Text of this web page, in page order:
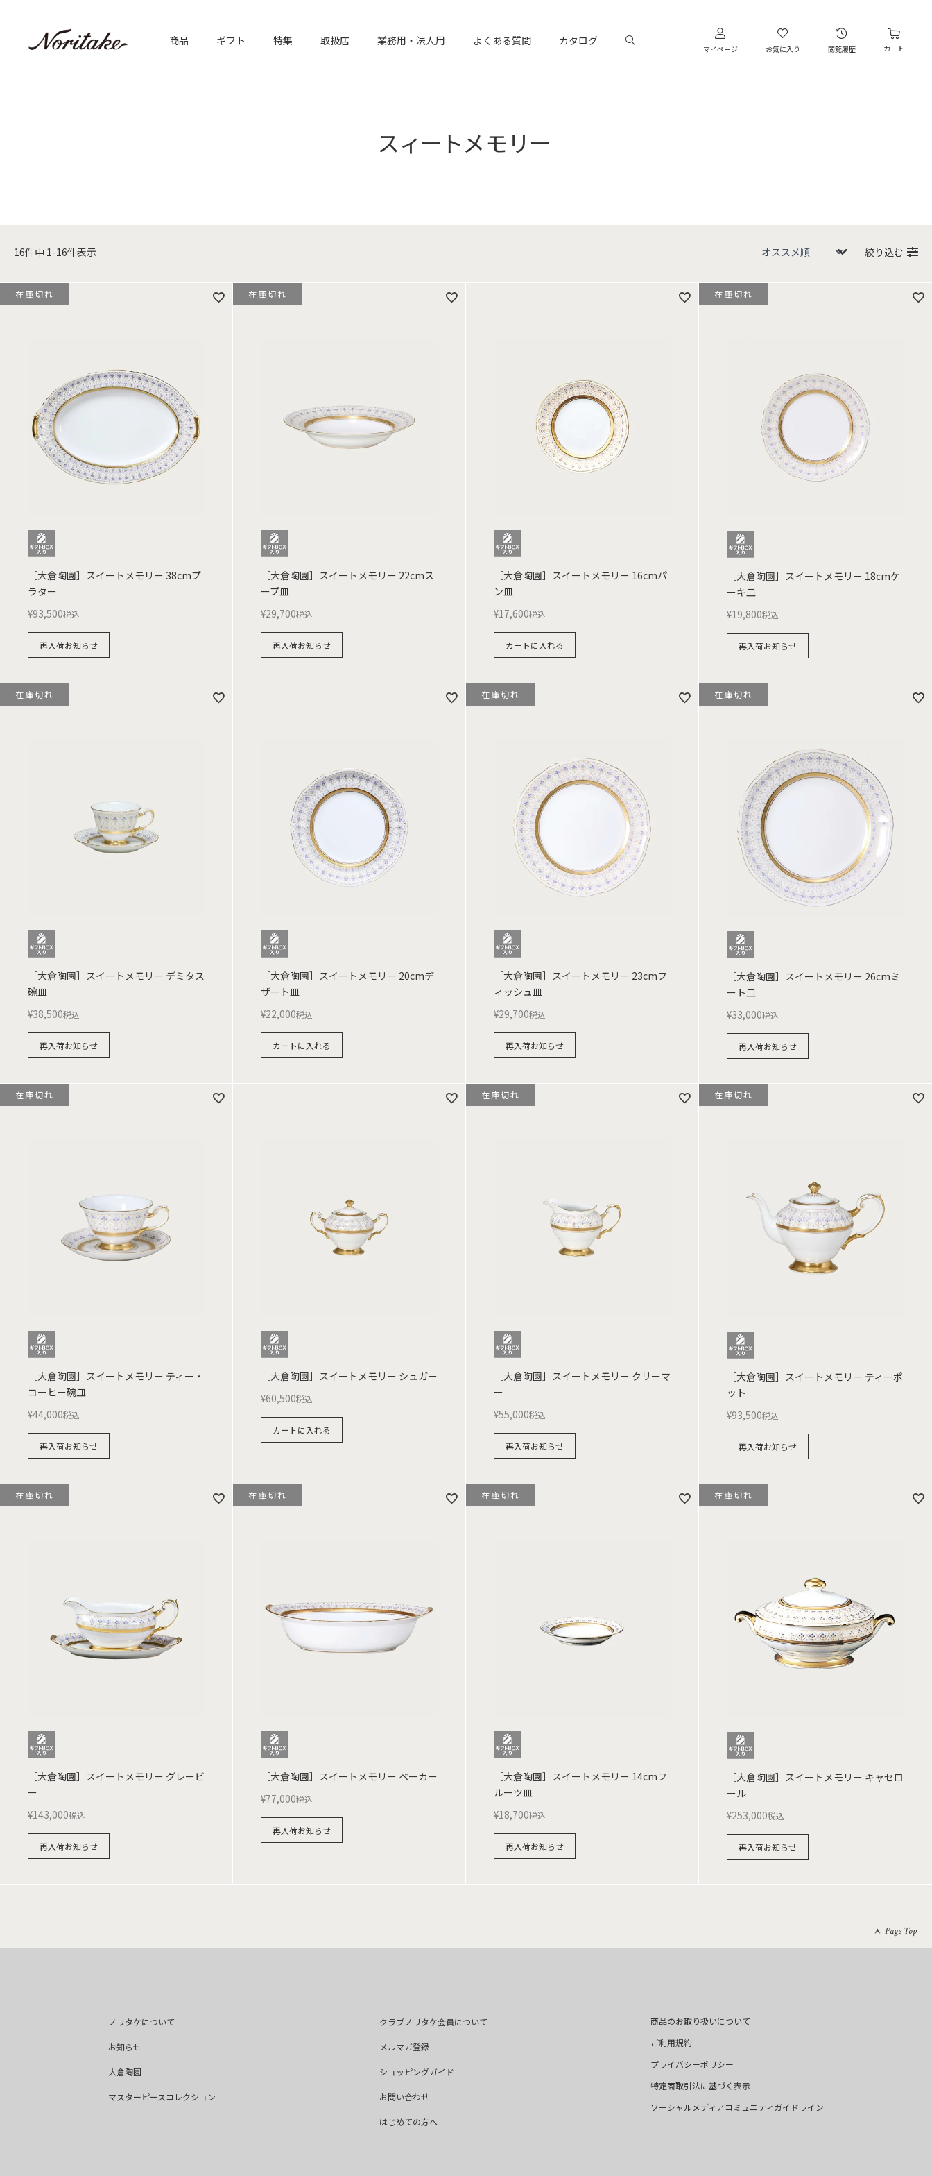
商品 ギフト 特集 取扱店 業務用・法人用 よくある質問 カタログ
マイページ お気に入り 閲覧履歴 カート
スィートメモリー
16件中 1-16件表示 絞り込む
［大倉陶園］スイートメモリー 38cmプ
ラター
¥93,500税込
再入荷お知らせ
在庫切れ
［大倉陶園］スイートメモリー 22cmス
ープ皿
¥29,700税込
再入荷お知らせ
在庫切れ
［大倉陶園］スイートメモリー 16cmパ
ン皿
¥17,600税込
カートに入れる
［大倉陶園］スイートメモリー 18cmケ
ーキ皿
¥19,800税込
再入荷お知らせ
在庫切れ
［大倉陶園］スイートメモリー デミタス
碗皿
¥38,500税込
再入荷お知らせ
在庫切れ
［大倉陶園］スイートメモリー 20cmデ
ザート皿
¥22,000税込
カートに入れる
［大倉陶園］スイートメモリー 23cmフ
ィッシュ皿
¥29,700税込
再入荷お知らせ
在庫切れ
［大倉陶園］スイートメモリー 26cmミ
ート皿
¥33,000税込
再入荷お知らせ
在庫切れ
［大倉陶園］スイートメモリー ティー・
コーヒー碗皿
¥44,000税込
再入荷お知らせ
在庫切れ
［大倉陶園］スイートメモリー シュガー
¥60,500税込
カートに入れる
［大倉陶園］スイートメモリー クリーマ
ー
¥55,000税込
再入荷お知らせ
在庫切れ
［大倉陶園］スイートメモリー ティーポ
ット
¥93,500税込
再入荷お知らせ
在庫切れ
［大倉陶園］スイートメモリー グレービ
ー
¥143,000税込
再入荷お知らせ
在庫切れ
［大倉陶園］スイートメモリー ベーカー
¥77,000税込
再入荷お知らせ
在庫切れ
［大倉陶園］スイートメモリー 14cmフ
ルーツ皿
¥18,700税込
再入荷お知らせ
在庫切れ
［大倉陶園］スイートメモリー キャセロ
ール
¥253,000税込
再入荷お知らせ
在庫切れ
Page Top
ノリタケについて
お知らせ
大倉陶園
マスターピースコレクション
クラブノリタケ会員について
メルマガ登録
ショッピングガイド
お問い合わせ
はじめての方へ
商品のお取り扱いについて
ご利用規約
プライバシーポリシー
特定商取引法に基づく表示
ソーシャルメディアコミュニティガイドライン